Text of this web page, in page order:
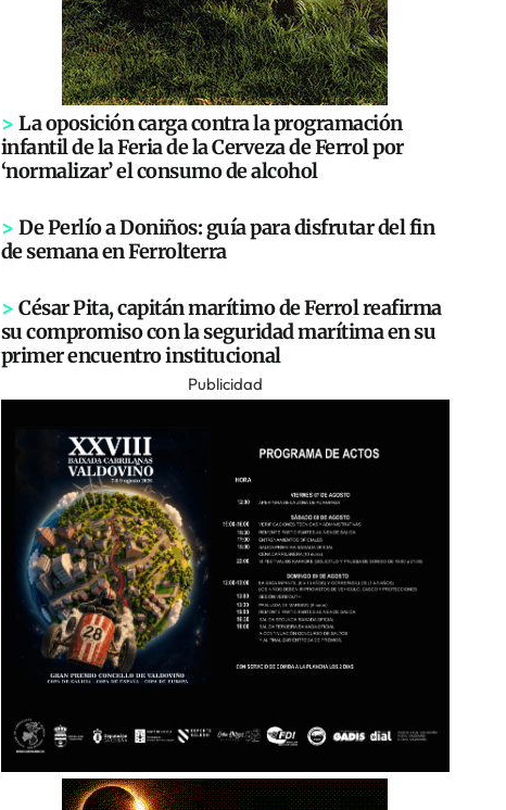
> La oposición carga contra la programación
infantil de la Feria de la Cerveza de Ferrol por
‘normalizar’ el consumo de alcohol
> De Perlío a Doniños: guía para disfrutar del fin
de semana en Ferrolterra
> César Pita, capitán marítimo de Ferrol reafirma
su compromiso con la seguridad marítima en su
primer encuentro institucional
Publicidad